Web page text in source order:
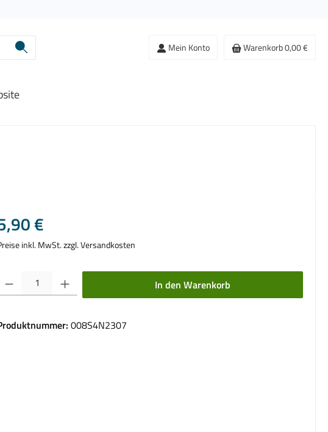
Mein Konto Warenkorb0,00 €
Preis:
€
inkl. MwSt. zzgl. Versandkosten
Produkt Anzahl: Gib den gewünschten Wert ein oder benutze die Schaltflächen um die
In den Warenkorb
008S4N2307